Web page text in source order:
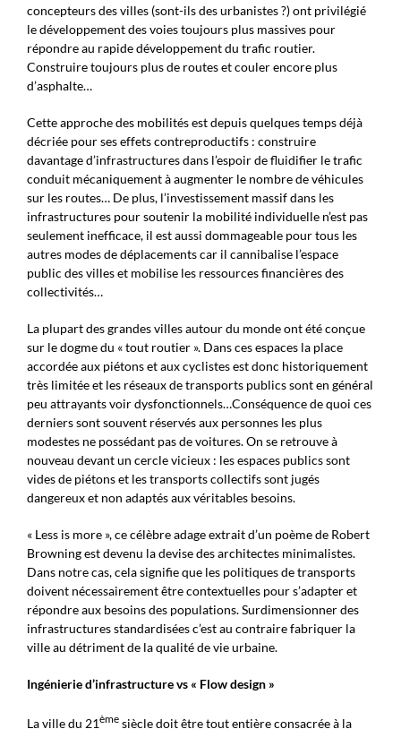
concepteurs des villes (sont-ils des urbanistes ?) ont privilégié
le développement des voies toujours plus massives pour
répondre au rapide développement du trafic routier.
Construire toujours plus de routes et couler encore plus
d’asphalte…
Cette approche des mobilités est depuis quelques temps déjà
décriée pour ses effets contreproductifs : construire
davantage d’infrastructures dans l’espoir de fluidifier le trafic
conduit mécaniquement à augmenter le nombre de véhicules
sur les routes… De plus, l’investissement massif dans les
infrastructures pour soutenir la mobilité individuelle n’est pas
seulement inefficace, il est aussi dommageable pour tous les
autres modes de déplacements car il cannibalise l’espace
public des villes et mobilise les ressources financières des
collectivités…
La plupart des grandes villes autour du monde ont été conçue
sur le dogme du « tout routier ». Dans ces espaces la place
accordée aux piétons et aux cyclistes est donc historiquement
très limitée et les réseaux de transports publics sont en général
peu attrayants voir dysfonctionnels…Conséquence de quoi ces
derniers sont souvent réservés aux personnes les plus
modestes ne possédant pas de voitures. On se retrouve à
nouveau devant un cercle vicieux : les espaces publics sont
vides de piétons et les transports collectifs sont jugés
dangereux et non adaptés aux véritables besoins.
« Less is more », ce célèbre adage extrait d’un poème de Robert
Browning est devenu la devise des architectes minimalistes.
Dans notre cas, cela signifie que les politiques de transports
doivent nécessairement être contextuelles pour s’adapter et
répondre aux besoins des populations. Surdimensionner des
infrastructures standardisées c’est au contraire fabriquer la
ville au détriment de la qualité de vie urbaine.
Ingénierie d’infrastructure vs « Flow design »
La ville du 21ème siècle doit être tout entière consacrée à la